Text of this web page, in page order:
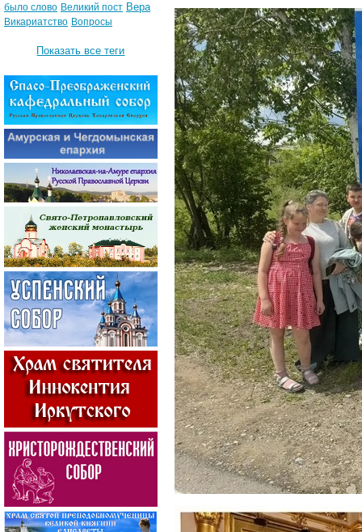
было слово Великий пост Вера
Викариатство Вопросы
Показать все теги